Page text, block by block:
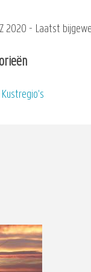
2020 - Laatst
Kustregio's